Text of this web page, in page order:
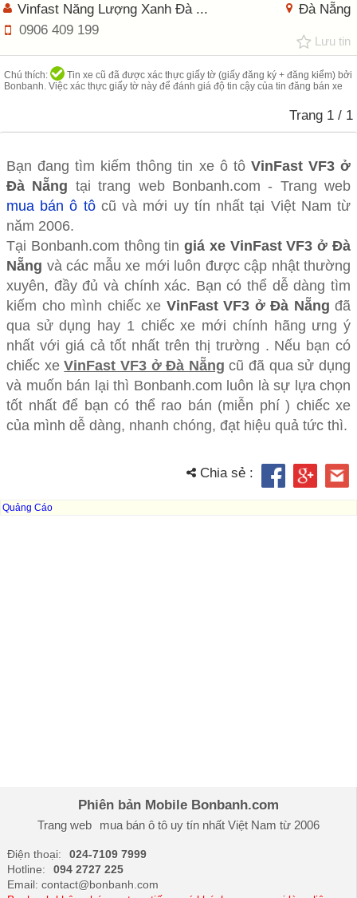
Đà Nẵng
Vinfast Năng Lượng Xanh Đà ...
0906 409 199
Lưu tin
Chú thích:
Tin xe cũ đã được xác thực giấy tờ (giấy đăng ký + đăng kiểm) bởi
Bonbanh. Việc xác thực giấy tờ này để đánh giá độ tin cậy của tin đăng bán xe
Trang 1 / 1
Bạn đang tìm kiếm thông tin xe ô tô VinFast VF3 ở
Đà Nẵng tại trang web Bonbanh.com - Trang web
mua bán ô tôcũ và mới uy tín nhất tại Việt Nam từ
năm 2006.
Tại Bonbanh.com thông tingiá xe VinFast VF3 ở Đà
Nẵng và các mẫu xe mới luôn được cập nhật thường
xuyên, đầy đủ và chính xác. Bạn có thể dễ dàng tìm
kiếm cho mình chiếc xe VinFast VF3 ở Đà Nẵng đã
qua sử dụng hay 1 chiếc xe mới chính hãng ưng ý
nhất với giá cả tốt nhất trên thị trường . Nếu bạn có
chiếc xeVinFast VF3 ở Đà Nẵng cũ đã qua sử dụng
và muốn bán lại thì Bonbanh.com luôn là sự lựa chọn
tốt nhất để bạn có thể rao bán (miễn phí ) chiếc xe
của mình dễ dàng, nhanh chóng, đạt hiệu quả tức thì.
Chia sẻ :
Quảng Cáo
Phiên bản Mobile Bonbanh.com
Trang web mua bán ô tôuy tín nhất Việt Nam từ 2006
Điện thoại:
024-7109 7999
Hotline:
094 2727 225
Email: contact@bonbanh.com